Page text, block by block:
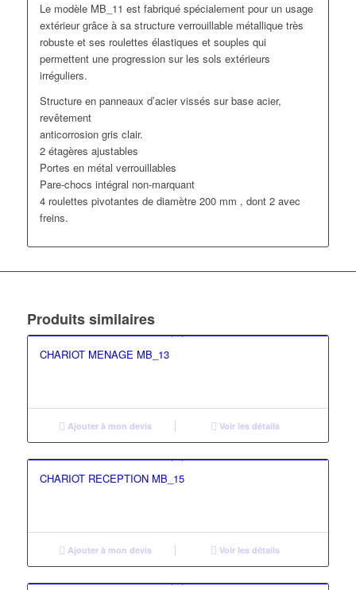
Le modèle MB_11 est fabriqué spécialement pour un usage
extérieur grâce à sa structure verrouillable métallique très
robuste et ses roulettes élastiques et souples qui
permettent une progression sur les sols extérieurs
irréguliers.
Structure en panneaux d’acier vissés sur base acier,
revêtement
anticorrosion gris clair.
2 étagères ajustables
Portes en métal verrouillables
Pare-chocs intégral non-marquant
4 roulettes pivotantes de diamètre 200 mm , dont 2 avec
freins.
Produits similaires
CHARIOT MENAGE MB_13
Ajouter à mon devis Voir les détails
CHARIOT RECEPTION MB_15
Ajouter à mon devis Voir les détails